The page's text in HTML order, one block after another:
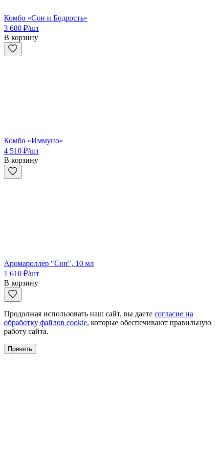
Комбо «Сон и Бодрость»
3 680 ₽/шт
В корзину
Комбо «Иммуно»
4 510 ₽/шт
В корзину
Аромароллер "Сон", 10 мл
1 610 ₽/шт
В корзину
Продолжая использовать наш сайт, вы даете согласие на
обработку файлов cookie, которые обеспечивают правильную
работу сайта.
Принять